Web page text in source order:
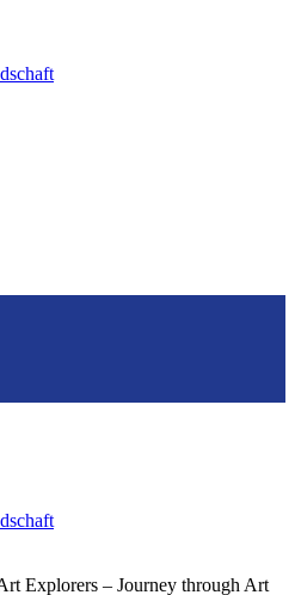
Explorers – Journey through Art